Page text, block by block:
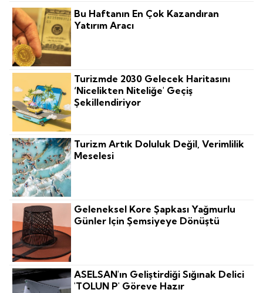
Bu Haftanın En Çok Kazandıran
Yatırım Aracı
Turizmde 2030 Gelecek Haritasını
‘nicelikten Niteliğe' Geçiş
Şekillendiriyor
Turizm Artık Doluluk Değil, Verimlilik
Meselesi
Geleneksel Kore Şapkası Yağmurlu
Günler Için Şemsiyeye Dönüştü
ASELSAN'ın Geliştirdiği Sığınak Delici
'TOLUN P' Göreve Hazır